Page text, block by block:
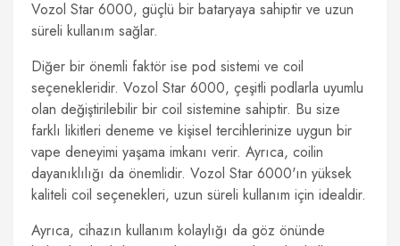
Vozol Star 6000, güçlü bir bataryaya sahiptir ve uzun
süreli kullanım sağlar.
Diğer bir önemli faktör ise pod sistemi ve coil
seçenekleridir. Vozol Star 6000, çeşitli podlarla uyumlu
olan değiştirilebilir bir coil sistemine sahiptir. Bu size
farklı likitleri deneme ve kişisel tercihlerinize uygun bir
vape deneyimi yaşama imkanı verir. Ayrıca, coilin
dayanıklılığı da önemlidir. Vozol Star 6000'ın yüksek
kaliteli coil seçenekleri, uzun süreli kullanım için idealdir.
Ayrıca, cihazın kullanım kolaylığı da göz önünde